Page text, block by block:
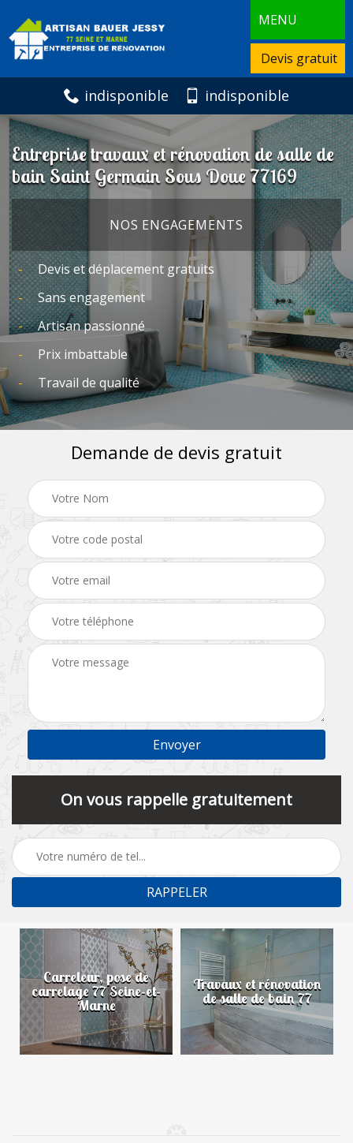
MENU
Devis gratuit
indisponible indisponible
Entreprise travaux et rénovation de salle de
bain Saint Germain Sous Doue 77169
NOS ENGAGEMENTS
Devis et déplacement gratuits
Sans engagement
Artisan passionné
Prix imbattable
Travail de qualité
Demande de devis gratuit
On vous rappelle gratuitement
Carreleur, pose de
carrelage 77 Seine-et-
Marne
Travaux et rénovation
de salle de bain 77